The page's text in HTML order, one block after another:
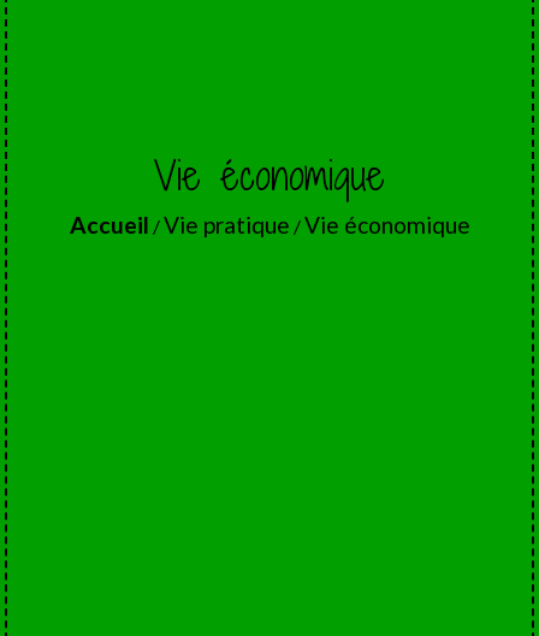
Vie économique
Accueil /Vie pratique /Vie économique